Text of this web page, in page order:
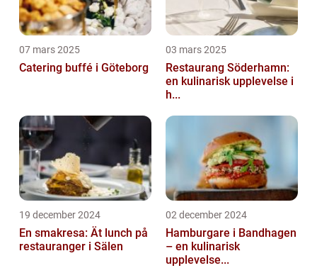
07 mars 2025
Catering buffé i Göteborg
03 mars 2025
Restaurang Söderhamn:
en kulinarisk upplevelse i
h...
19 december 2024
En smakresa: Ät lunch på
restauranger i Sälen
02 december 2024
Hamburgare i Bandhagen
– en kulinarisk
upplevelse...